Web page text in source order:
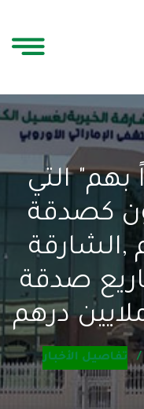
بهم" التي
كصدقة
,الشارقة
صدقة
تفاصيل الأخبار